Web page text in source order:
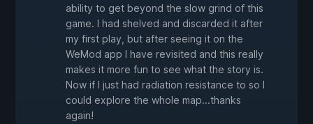
ability to get beyond the slow grind of this
game. I had shelved and discarded it after
my first play, but after seeing it on the
WeMod app I have revisited and this really
makes it more fun to see what the story is.
Now if I just had radiation resistance to so I
could explore the whole map...thanks
again!